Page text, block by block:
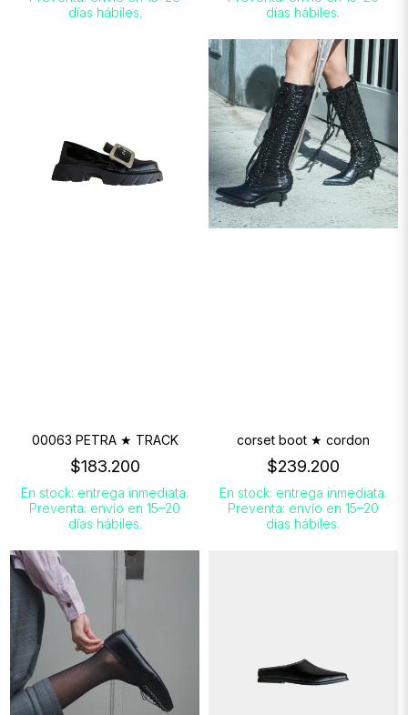
días hábiles.
días hábiles.
00063 PETRA ★ TRACK
$183.200
En stock: entrega inmediata.
Preventa: envío en 15–20
días hábiles.
corset boot ★ cordon
$239.200
En stock: entrega inmediata.
Preventa: envío en 15–20
días hábiles.